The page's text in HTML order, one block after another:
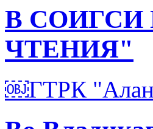
В
ЧТЕНИЯ"
￼ГТРК